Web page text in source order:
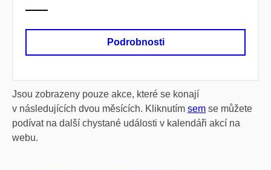
Podrobnosti
Jsou zobrazeny pouze akce, které se konají
v následujících dvou měsících. Kliknutím sem se můžete
podívat na další chystané události v kalendáři akcí na
webu.